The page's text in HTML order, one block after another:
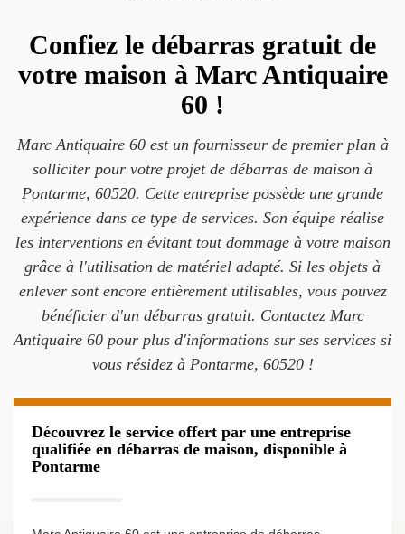
Confiez le débarras gratuit de
votre maison à Marc Antiquaire
60 !
Marc Antiquaire 60 est un fournisseur de premier plan à
solliciter pour votre projet de débarras de maison à
Pontarme, 60520. Cette entreprise possède une grande
expérience dans ce type de services. Son équipe réalise
les interventions en évitant tout dommage à votre maison
grâce à l'utilisation de matériel adapté. Si les objets à
enlever sont encore entièrement utilisables, vous pouvez
bénéficier d'un débarras gratuit. Contactez Marc
Antiquaire 60 pour plus d'informations sur ses services si
vous résidez à Pontarme, 60520 !
Découvrez le service offert par une entreprise
qualifiée en débarras de maison, disponible à
Pontarme